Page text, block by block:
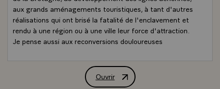
aux grands aménagements touristiques, à tant d'autres
réalisations qui ont brisé la fatalité de l'enclavement et
rendu à une région ou à une ville leur force d'attraction.
Je pense aussi aux reconversions douloureuses
Je pense enfin au soutien de l'activité dans les espaces
Ouvrir
Déclaration de M. Jacques Chirac,